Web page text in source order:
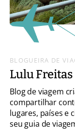
BLOGUEIRA DE
Lulu
Blog de viagem
compartilhar
lugares, países e
seu guia de